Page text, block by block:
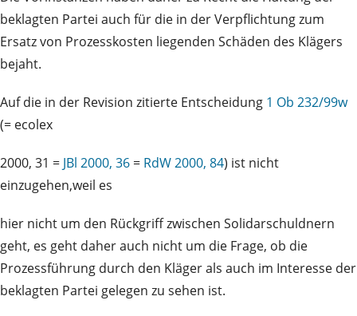
beklagten Partei auch für die in der Verpflichtung zum
Ersatz von Prozesskosten liegenden Schäden des Klägers
bejaht.
Auf die in der Revision zitierte Entscheidung 1 Ob 232/99w
(= ecolex
2000, 31 = JBl 2000, 36 = RdW 2000, 84) ist nicht
einzugehen,weil es
hier nicht um den Rückgriff zwischen Solidarschuldnern
geht, es geht daher auch nicht um die Frage, ob die
Prozessführung durch den Kläger als auch im Interesse der
beklagten Partei gelegen zu sehen ist.